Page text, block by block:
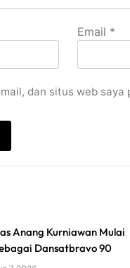
Email *
dan situs web
Anang Kurniawan Mulai
Dansatbravo 90